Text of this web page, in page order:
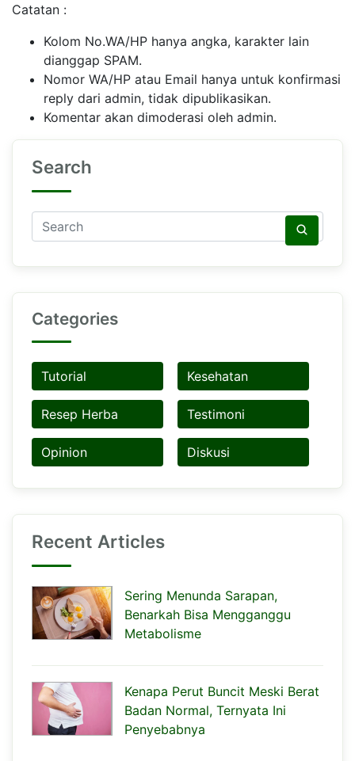
Catatan :
Kolom No.WA/HP hanya angka, karakter lain
dianggap SPAM.
Nomor WA/HP atau Email hanya untuk konfirmasi
reply dari admin, tidak dipublikasikan.
Komentar akan dimoderasi oleh admin.
Search
Categories
Tutorial Kesehatan
Resep Herba Testimoni
Opinion Diskusi
Recent Articles
Sering Menunda Sarapan,
Benarkah Bisa Mengganggu
Metabolisme
Kenapa Perut Buncit Meski Berat
Badan Normal, Ternyata Ini
Penyebabnya